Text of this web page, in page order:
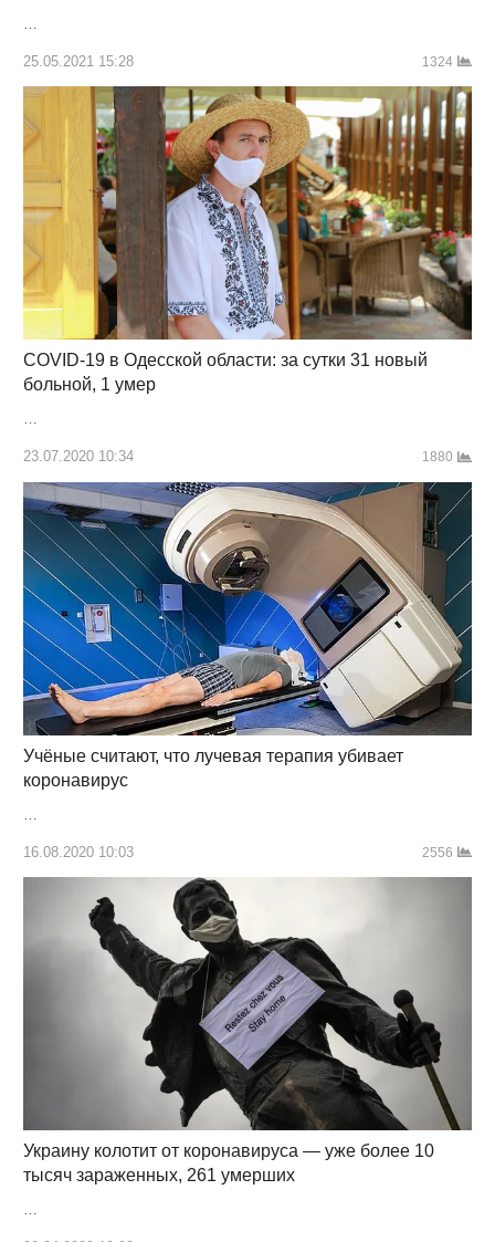
25.05.2021 15:28 1324
COVID-19 в Одесской области: за сутки 31 новый
больной, 1 умер
23.07.2020 10:34 1880
Учёные считают, что лучевая терапия убивает
коронавирус
16.08.2020 10:03 2556
Украину колотит от коронавируса — уже более 10
тысяч зараженных, 261 умерших